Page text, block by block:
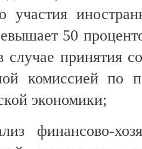
участия
50
случае принятия
комиссией по
экономики;
финансово-